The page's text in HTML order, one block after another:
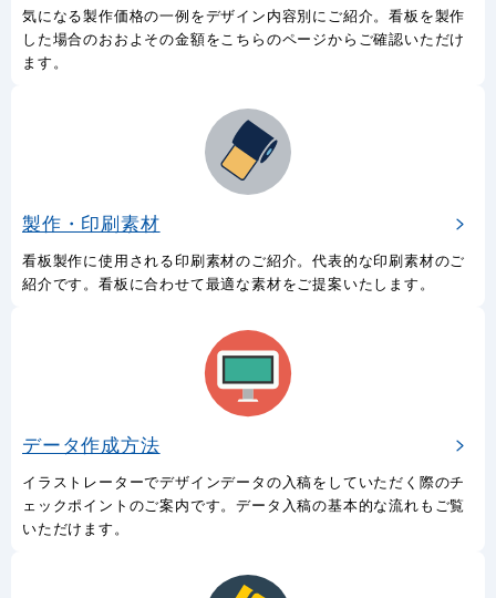
気になる製作価格の一例をデザイン内容別にご紹介。看板を製作
した場合のおおよその金額をこちらのページからご確認いただけ
ます。
製作・印刷素材
看板製作に使用される印刷素材のご紹介。代表的な印刷素材のご
紹介です。看板に合わせて最適な素材をご提案いたします。
データ作成方法
イラストレーターでデザインデータの入稿をしていただく際のチ
ェックポイントのご案内です。データ入稿の基本的な流れもご覧
いただけます。